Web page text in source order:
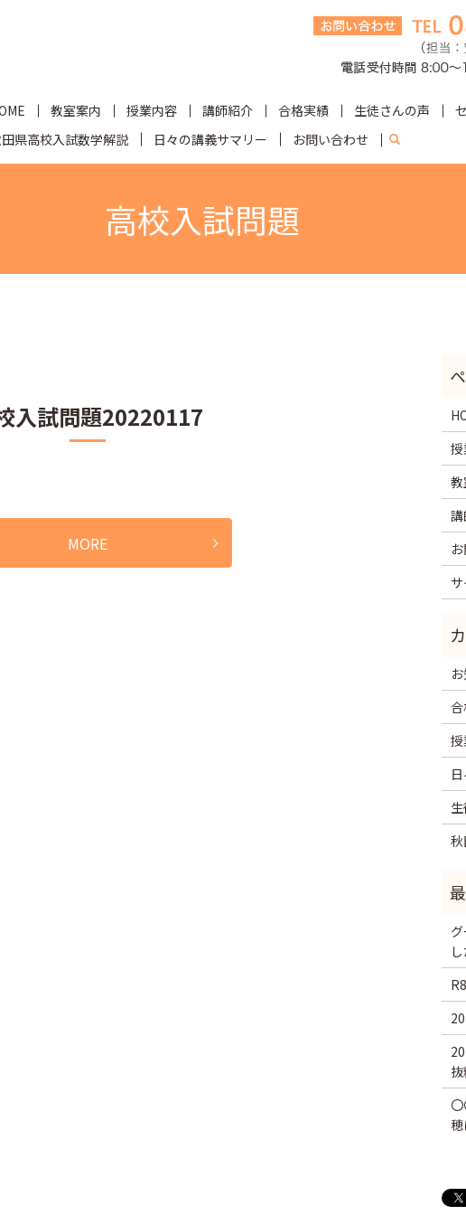
教室案内 授業内容 講師紹介 合格実績 生徒さんの声
県高校入試数学解説
日々の講義サマリー お問い合わせ search
高校入試問題
入試問題20220117
MORE
穂